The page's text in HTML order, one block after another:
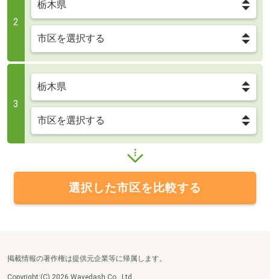
2
3
選択した市区を比較する
掲載情報の著作権は提供元企業等に帰属します。
Copyright:(C) 2026 Wavedash Co., Ltd.